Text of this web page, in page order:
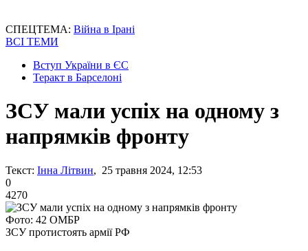
СПЕЦТЕМА: Війна в Ірані
ВСІ ТЕМИ
Вступ України в ЄС
Теракт в Барселоні
ЗСУ мали успіх на одному з
напрямків фронту
Текст: Інна Літвин, 25 травня 2024, 12:53
0
4270
Фото: 42 ОМБР
ЗСУ протистоять армії РФ